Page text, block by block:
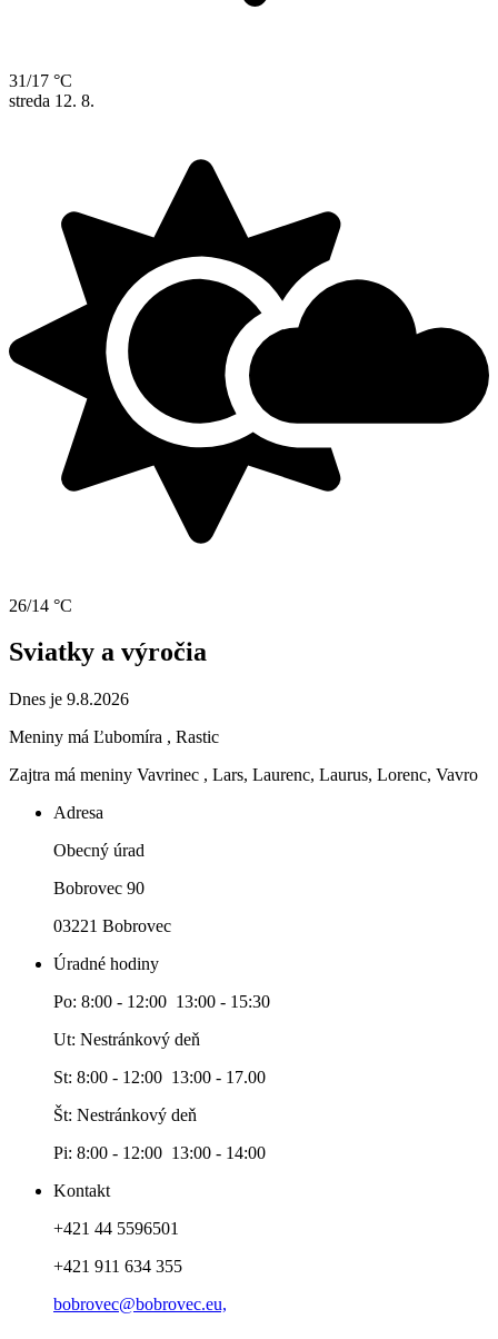
31/17 °C
streda 12. 8.
26/14 °C
Sviatky a výročia
Dnes je 9.8.2026
Meniny má Ľubomíra , Rastic
Zajtra má meniny Vavrinec , Lars, Laurenc, Laurus, Lorenc, Vavro
Adresa
Obecný úrad
Bobrovec 90
03221 Bobrovec
Úradné hodiny
Po: 8:00 - 12:00 13:00 - 15:30
Ut: Nestránkový deň
St: 8:00 - 12:00 13:00 - 17.00
Št: Nestránkový deň
Pi: 8:00 - 12:00 13:00 - 14:00
Kontakt
+421 44 5596501
+421 911 634 355
bobrovec@bobrovec.eu,